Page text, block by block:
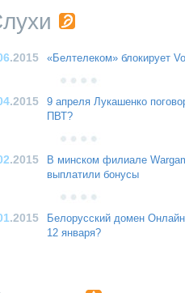
.2015 «Белтелеком» блокирует
.2015
9 апреля Лукашенко
ПВТ?
.2015
В минском филиале
выплатили бонусы
.2015
Белорусский домен
12 января?